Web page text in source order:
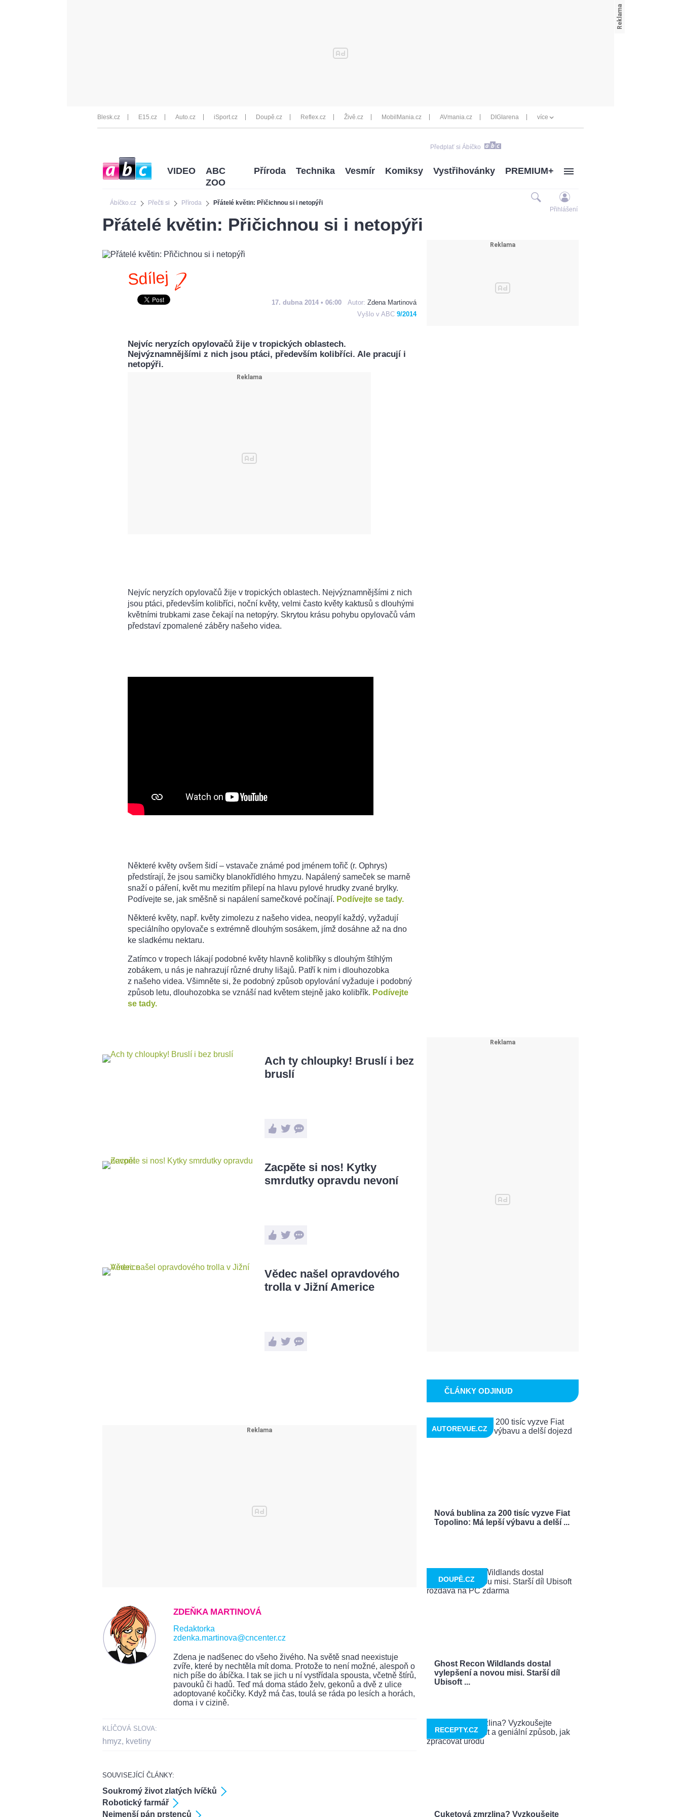
Blesk.cz E15.cz Auto.cz iSport.cz Doupě.cz Reflex.cz Živě.cz MobilMania.cz AVmania.cz DIGIarena více
Předplať si Ábíčko
Ábíčko.cz Přečti si Příroda Přátelé květin: Přičichnou si i netopýři
VIDEO
ABC
ZOO
Příroda Technika Vesmír Komiksy Vystřihovánky PREMIUM+
Přihlášení
Přátelé květin: Přičichnou si i netopýři
Sdílej
17. dubna 2014 • 06:00 Autor: Zdena Martinová
Vyšlo v ABC 9/2014
Nejvíc neryzích opylovačů žije v tropických oblastech.
Nejvýznamnějšími z nich jsou ptáci, především kolibříci. Ale pracují i
netopýři.
Nejvíc neryzích opylovačů žije v tropických oblastech. Nejvýznamnějšími z nich
jsou ptáci, především kolibříci, noční květy, velmi často květy kaktusů s dlouhými
květními trubkami zase čekají na netopýry. Skrytou krásu pohybu opylovačů vám
představí zpomalené záběry našeho videa.
Některé květy ovšem šidí – vstavače známé pod jménem tořič (r. Ophrys)
předstírají, že jsou samičky blanokřídlého hmyzu. Napálený sameček se marně
snaží o páření, květ mu mezitím přilepí na hlavu pylové hrudky zvané brylky.
Podívejte se, jak směšně si napálení samečkové počínají. Podívejte se tady.
Některé květy, např. květy zimolezu z našeho videa, neopylí každý, vyžadují
speciálního opylovače s extrémně dlouhým sosákem, jímž dosáhne až na dno
ke sladkému nektaru.
Zatímco v tropech lákají podobné květy hlavně kolibříky s dlouhým štíhlým
zobákem, u nás je nahrazují různé druhy lišajů. Patří k nim i dlouhozobka
z našeho videa. Všimněte si, že podobný způsob opylování vyžaduje i podobný
způsob letu, dlouhozobka se vznáší nad květem stejně jako kolibřík. Podívejte
se tady.
Ach ty chloupky! Bruslí i bez
bruslí
Zacpěte si nos! Kytky
smrdutky opravdu nevoní
Vědec našel opravdového
trolla v Jižní Americe
ZDEŇKA MARTINOVÁ
Redaktorka
zdenka.martinova@cncenter.cz
Zdena je nadšenec do všeho živého. Na světě snad neexistuje
zvíře, které by nechtěla mít doma. Protože to není možné, alespoň o
nich píše do ábíčka. I tak se jich u ní vystřídala spousta, včetně štírů,
pavouků či hadů. Teď má doma stádo želv, gekonů a dvě z ulice
adoptované kočičky. Když má čas, toulá se ráda po lesích a horách,
doma i v cizině.
KLÍČOVÁ SLOVA:
hmyz, kvetiny
SOUVISEJÍCÍ ČLÁNKY:
Soukromý život zlatých lvíčků
Robotický farmář
Nejmenší pán prstenců
ČLÁNKY ODJINUD
Nová bublina za 200 tisíc vyzve Fiat
Topolino: Má lepší výbavu a delší ...
AUTOREVUE.CZ
Ghost Recon Wildlands dostal
vylepšení a novou misi. Starší díl
Ubisoft ...
DOUPĚ.CZ
Cuketová zmrzlina? Vyzkoušejte
RECEPTY.CZ